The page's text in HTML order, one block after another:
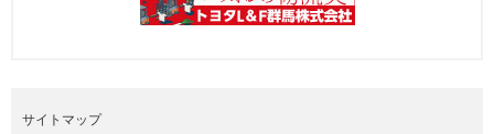
サイトマップ